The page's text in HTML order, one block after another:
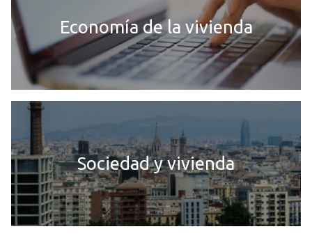
Economía de la vivienda
Sociedad y vivienda